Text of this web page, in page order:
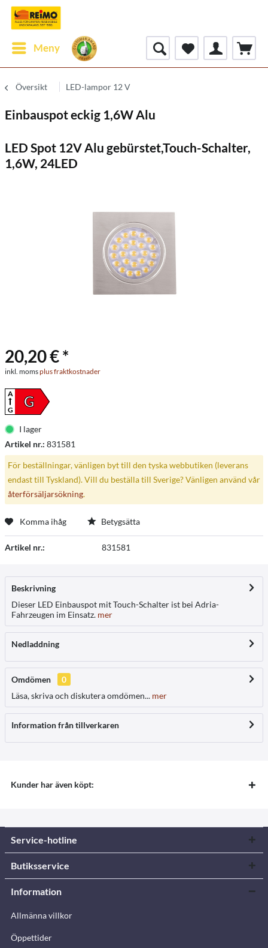
Meny
Översikt LED-lampor 12 V
Einbauspot eckig 1,6W Alu
LED Spot 12V Alu gebürstet,Touch-Schalter,
1,6W, 24LED
20,20 € *
inkl. momsplus fraktkostnader
G
A
G
I lager
Artikel nr.: 831581
För beställningar, vänligen byt till den tyska webbutiken (leverans
endast till Tyskland). Vill du beställa till Sverige? Vänligen använd vår
återförsäljarsökning.
Komma ihåg Betygsätta
Artikel nr.: 831581
Beskrivning
Dieser LED Einbauspot mit Touch-Schalter ist bei Adria-
Fahrzeugen im Einsatz. mer
Nedladdning
Omdömen
0
Läsa, skriva och diskutera omdömen... mer
Information från tillverkaren
Kunder har även köpt:
Service-hotline
Butiksservice
Information
Allmänna villkor
Öppettider